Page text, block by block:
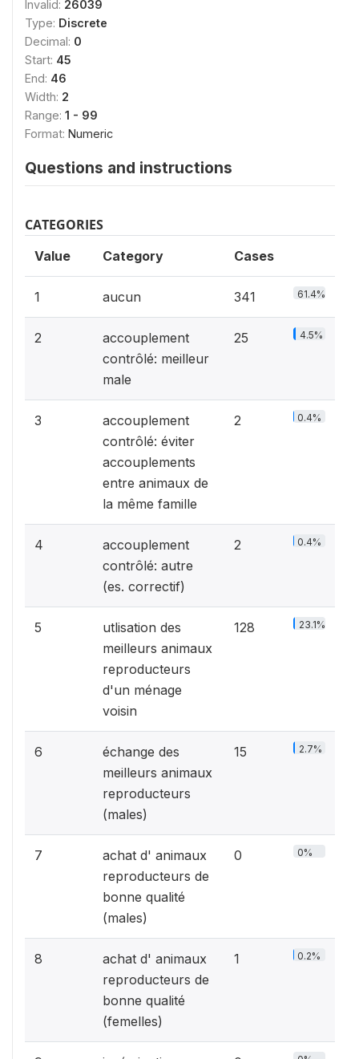
Invalid: 26039
Type: Discrete
Decimal: 0
Start: 45
End: 46
Width: 2
Range: 1 - 99
Format: Numeric
Questions and instructions
CATEGORIES
Value Category Cases
1 aucun 341 61.4%
2
accouplement
contrôlé: meilleur
male
25 4.5%
3
accouplement
contrôlé: éviter
accouplements
entre animaux de
la même famille
2 0.4%
4
accouplement
contrôlé: autre
(es. correctif)
2 0.4%
5
utlisation des
meilleurs animaux
reproducteurs
d'un ménage
voisin
128 23.1%
6
échange des
meilleurs animaux
reproducteurs
(males)
15 2.7%
7
achat d' animaux
reproducteurs de
bonne qualité
(males)
0 0%
8
achat d' animaux
reproducteurs de
bonne qualité
(femelles)
1 0.2%